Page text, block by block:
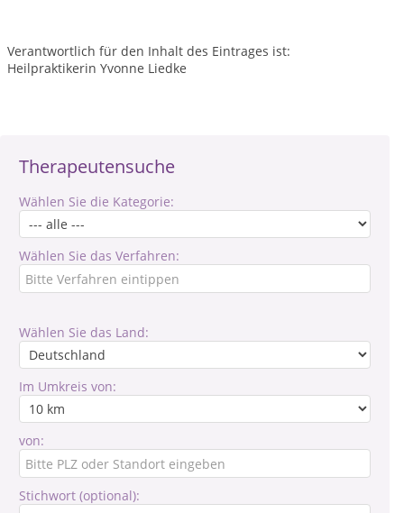
Therapeutensuche
Wählen Sie die Kategorie:
Wählen Sie das Verfahren:
Wählen Sie das Land:
Im Umkreis von:
von:
Stichwort (optional):
Verantwortlich für den Inhalt des Eintrages ist:
Heilpraktikerin Yvonne Liedke